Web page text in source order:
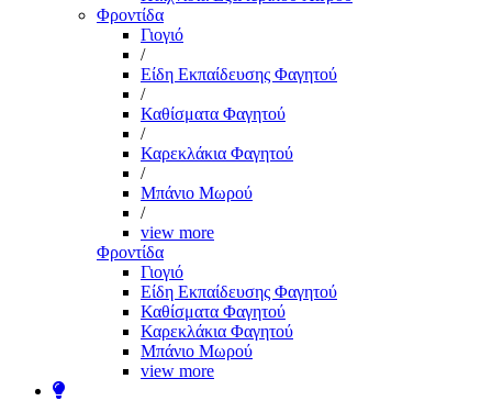
Φροντίδα
Γιογιό
/
Είδη Εκπαίδευσης Φαγητού
/
Καθίσματα Φαγητού
/
Καρεκλάκια Φαγητού
/
Μπάνιο Μωρού
/
view more
Φροντίδα
Γιογιό
Είδη Εκπαίδευσης Φαγητού
Καθίσματα Φαγητού
Καρεκλάκια Φαγητού
Μπάνιο Μωρού
view more